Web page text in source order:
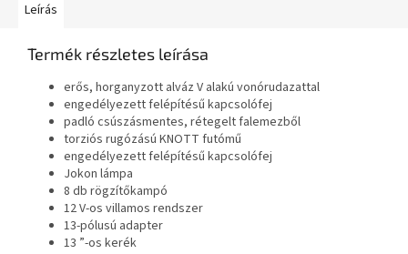
Leírás
Termék részletes leírása
erős, horganyzott alváz V alakú vonórudazattal
engedélyezett felépítésű kapcsolófej
padló csúszásmentes, rétegelt falemezből
torziós rugózású KNOTT futómű
engedélyezett felépítésű kapcsolófej
Jokon lámpa
8 db rögzítőkampó
12 V-os villamos rendszer
13-pólusú adapter
13 ”-os kerék